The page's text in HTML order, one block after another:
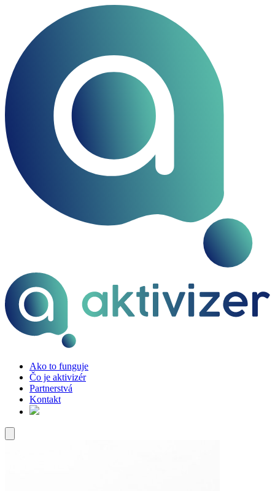
Ako to funguje
Čo je aktivizér
Partnerstvá
Kontakt